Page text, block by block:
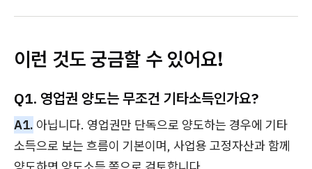
이런 것도 궁금할 수 있어요!
Q1. 영업권 양도는 무조건 기타소득인가요?
A1. 아닙니다. 영업권만 단독으로 양도하는 경우에 기타
소득으로 보는 흐름이 기본이며, 사업용 고정자산과 함께